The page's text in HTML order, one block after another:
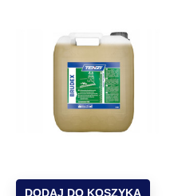
DODAJ DO KOSZYKA